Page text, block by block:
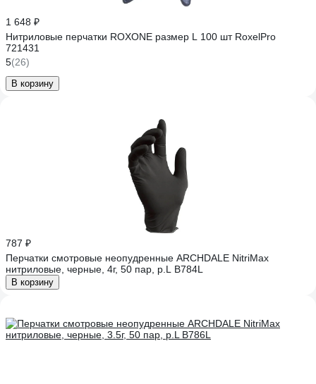
1 648 ₽
Нитриловые перчатки ROXONE размер L 100 шт RoxelPro
721431
5(26)
В корзину
787 ₽
Перчатки смотровые неопудренные ARCHDALE NitriMax
нитриловые, черные, 4г, 50 пар, р.L B784L
В корзину